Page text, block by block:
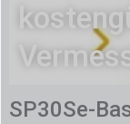
SP30Se-